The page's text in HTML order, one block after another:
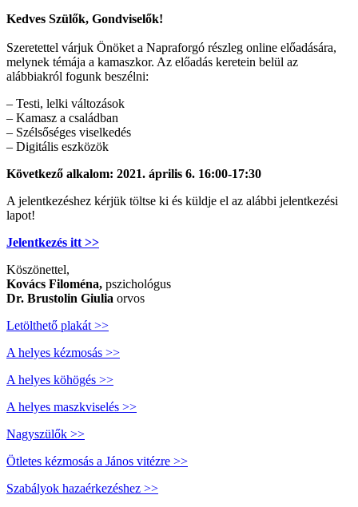
Kedves Szülők, Gondviselők!
Szeretettel várjuk Önöket a Napraforgó részleg online előadására,
melynek témája a kamaszkor. Az előadás keretein belül az
alábbiakról fogunk beszélni:
– Testi, lelki változások
– Kamasz a családban
– Szélsőséges viselkedés
– Digitális eszközök
Következő alkalom: 2021. április 6. 16:00-17:30
A jelentkezéshez kérjük töltse ki és küldje el az alábbi jelentkezési
lapot!
Jelentkezés itt >>
Köszönettel,
Kovács Filoména, pszichológus
Dr. Brustolin Giulia orvos
Letölthető plakát >>
A helyes kézmosás >>
A helyes köhögés >>
A helyes maszkviselés >>
Nagyszülők >>
Ötletes kézmosás a János vitézre >>
Szabályok hazaérkezéshez >>